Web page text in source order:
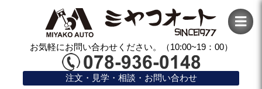
お気軽にお問い合わせください。（10:00~19：00）
注文・見学・相談・お問い合わせ